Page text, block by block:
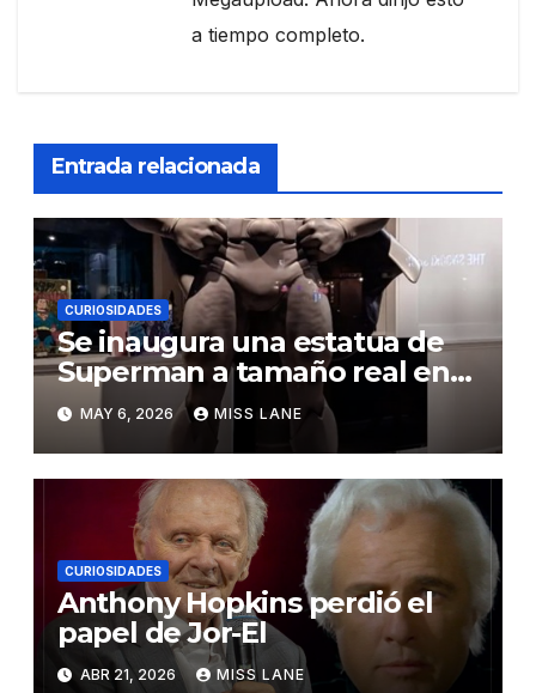
a tiempo completo.
Entrada relacionada
CURIOSIDADES
Se inaugura una estatua de
Superman a tamaño real en
la Escuela Joe Kubert
MAY 6, 2026 MISS LANE
CURIOSIDADES
Anthony Hopkins perdió el
papel de Jor-El
ABR 21, 2026 MISS LANE